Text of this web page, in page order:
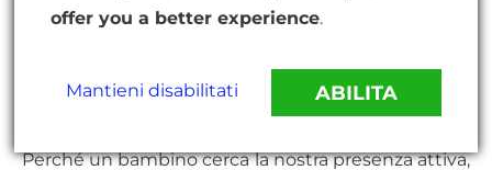
questo quadro dove avevamo l’impressione di
gestire e controllare tutto.
Perché un bambino cerca la nostra presenza attiva,
offer you a better experience.
ABILITA
Mantieni disabilitati